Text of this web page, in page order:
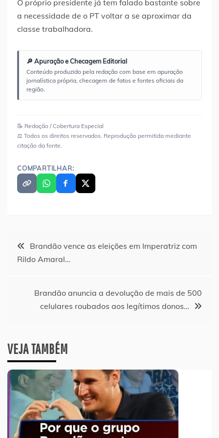
O próprio presidente já tem falado bastante sobre
a necessidade de o PT voltar a se aproximar da
classe trabalhadora.
🔎 Apuração e Checagem Editorial
Conteúdo produzido pela redação com base em apuração
jornalística própria, checagem de fatos e fontes oficiais da
região.
📝 Redação / Cobertura Especial
⚖️ Todos os direitos reservados. Reprodução permitida mediante
citação da fonte.
COMPARTILHAR:
Navegação
Brandão vence as eleições em Imperatriz com
Rildo Amaral…
Brandão anuncia a devolução de mais de 500
celulares roubados aos legítimos donos…
VEJA TAMBÉM